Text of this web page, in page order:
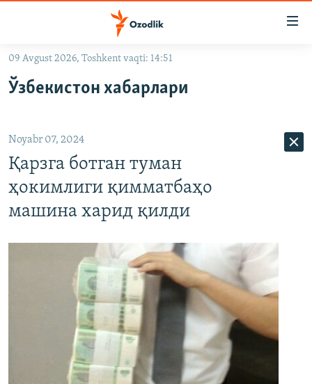
Асосий
Қидиришга
ўтинг
OZODLIK SURISHTIRUVLARI
На русском
ИЖТИМОИЙ ТАРМОҚЛАР
Озодлик бошқа тилларда
09 Avgust 2026, Toshkent vaqti: 14:51
Ўзбекистон хабарлари
Noyabr 07, 2024
Қарзга ботган туман
ҳокимлиги қимматбаҳо
машина харид қилди